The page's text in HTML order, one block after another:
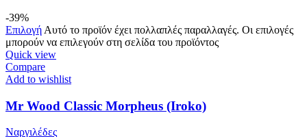
-39%
Επιλογή Αυτό το προϊόν έχει πολλαπλές παραλλαγές. Οι επιλογές
μπορούν να επιλεγούν στη σελίδα του προϊόντος
Quick view
Compare
Add to wishlist
Mr Wood Classic Morpheus (Iroko)
Ναργιλέδες